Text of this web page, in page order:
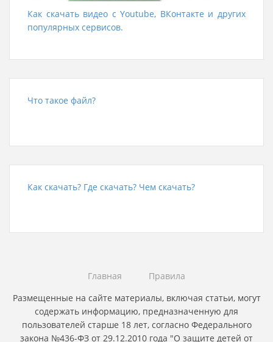
Как скачать видео с Youtube, ВКонтакте и других
популярных сервисов.
Что такое файл?
Как скачать? Где скачать? Чем скачать?
Главная
Правила
Размещенные на сайте материалы, включая статьи, могут
содержать информацию, предназначенную для
пользователей старше 18 лет, согласно Федерального
закона №436-ФЗ от 29.12.2010 года "О защите детей от